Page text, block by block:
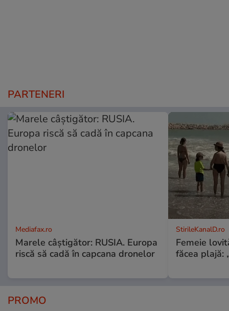
PARTENERI
Mediafax.ro
Marele câștigător: RUSIA. Europa
riscă să cadă în capcana dronelor
StirileKanalD.ro
Femeie
făcea plajă:
PROMO